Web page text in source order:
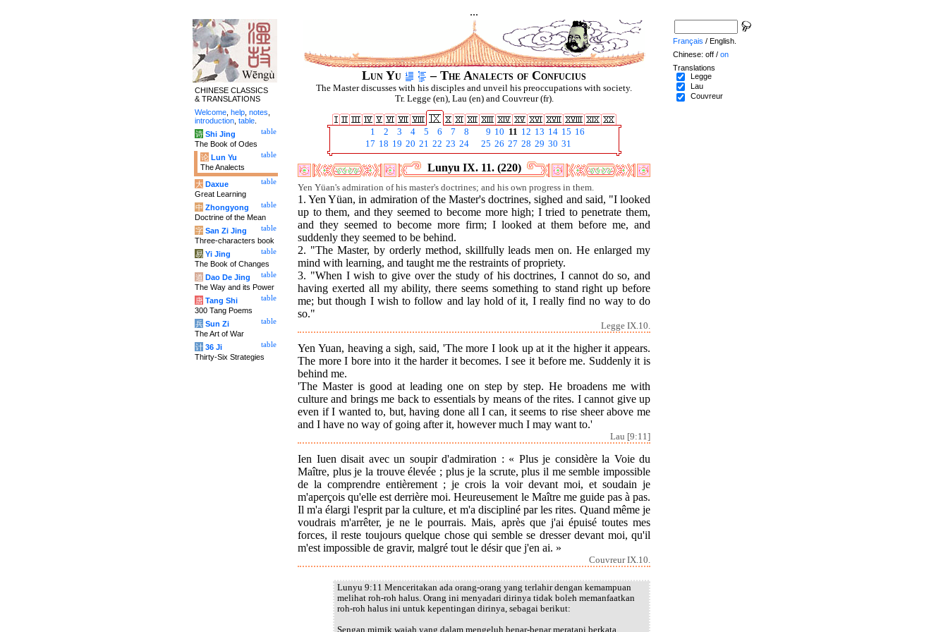
...
Lun Yu – The Analects of Confucius
The Master discusses with his disciples and unveil his preoccupations with society.
Tr. Legge (en), Lau (en) and Couvreur (fr).
1 2 3 4 5 6 7 8 9 10 11 12 13 14 15 16
17 18 19 20 21 22 23 24 25 26 27 28 29 30 31
Lunyu IX. 11. (220)
Yen Yüan's admiration of his master's doctrines; and his own progress in them.
1. Yen Yüan, in admiration of the Master's doctrines, sighed and said, "I looked
up to them, and they seemed to become more high; I tried to penetrate them,
and they seemed to become more firm; I looked at them before me, and
suddenly they seemed to be behind.
2. "The Master, by orderly method, skillfully leads men on. He enlarged my
mind with learning, and taught me the restraints of propriety.
3. "When I wish to give over the study of his doctrines, I cannot do so, and
having exerted all my ability, there seems something to stand right up before
me; but though I wish to follow and lay hold of it, I really find no way to do
so."
Legge IX.10.
Yen Yuan, heaving a sigh, said, 'The more I look up at it the higher it appears.
The more I bore into it the harder it becomes. I see it before me. Suddenly it is
behind me.
'The Master is good at leading one on step by step. He broadens me with
culture and brings me back to essentials by means of the rites. I cannot give up
even if I wanted to, but, having done all I can, it seems to rise sheer above me
and I have no way of going after it, however much I may want to.'
Lau [9:11]
Ien Iuen disait avec un soupir d'admiration : « Plus je considère la Voie du
Maître, plus je la trouve élevée ; plus je la scrute, plus il me semble impossible
de la comprendre entièrement ; je crois la voir devant moi, et soudain je
m'aperçois qu'elle est derrière moi. Heureusement le Maître me guide pas à pas.
Il m'a élargi l'esprit par la culture, et m'a discipliné par les rites. Quand même je
voudrais m'arrêter, je ne le pourrais. Mais, après que j'ai épuisé toutes mes
forces, il reste toujours quelque chose qui semble se dresser devant moi, qu'il
m'est impossible de gravir, malgré tout le désir que j'en ai. »
Couvreur IX.10.
Lunyu 9:11 Menceritakan ada orang-orang yang terlahir dengan kemampuan
melihat roh-roh halus. Orang ini menyadari dirinya tidak boleh memanfaatkan
roh-roh halus ini untuk kepentingan dirinya, sebagai berikut:
Sengan mimik wajah yang dalam mengeluh benar-benar meratapi berkata
CHINESE CLASSICS
& TRANSLATIONS
Welcome help notes
introduction table
table
诗 Shi Jing
The Book of Odes
table
论 Lun Yu
The Analects
table
大 Daxue
Great Learning
table
中 Zhongyong
Doctrine of the Mean
table
字 San Zi Jing
Three-characters book
table
易 Yi Jing
The Book of Changes
table
道 Dao De Jing
The Way and its Power
table
唐 Tang Shi
300 Tang Poems
table
兵 Sun Zi
The Art of War
table
计 36 Ji
Thirty-Six Strategies
Français / English.
Chinese: off / on
Translations
Legge
Lau
Couvreur